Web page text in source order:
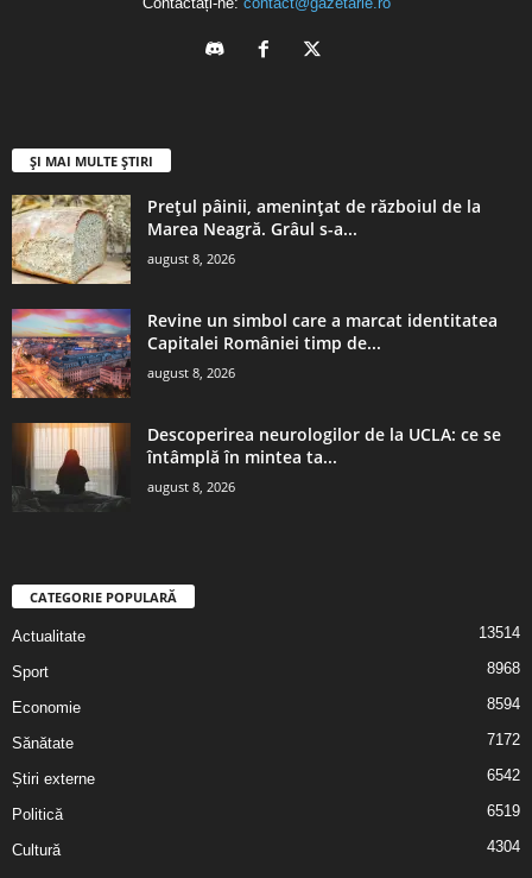
ȘI MAI MULTE ȘTIRI
Prețul pâinii, amenințat de războiul de la
Marea Neagră. Grâul s-a...
august 8, 2026
Revine un simbol care a marcat identitatea
Capitalei României timp de...
august 8, 2026
Descoperirea neurologilor de la UCLA: ce se
întâmplă în mintea ta...
august 8, 2026
CATEGORIE POPULARĂ
Actualitate 13514
Sport 8968
Economie 8594
Sănătate 7172
Știri externe 6542
Politică 6519
Cultură 4304